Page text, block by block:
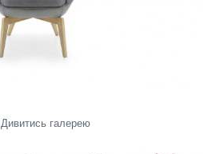
Дивитись галерею